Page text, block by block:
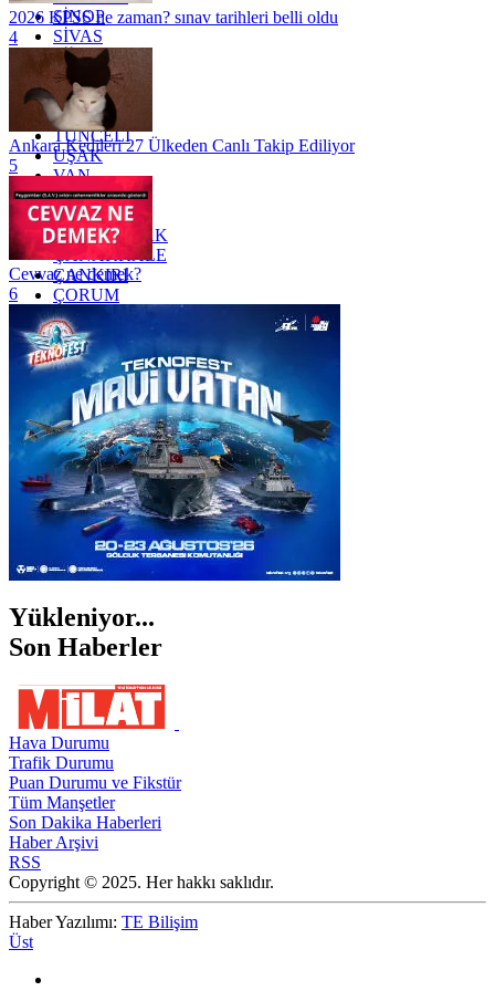
SİNOP
SİVAS
SİİRT
TEKİRDAĞ
TOKAT
TRABZON
TUNCELİ
UŞAK
VAN
YALOVA
YOZGAT
ZONGULDAK
ÇANAKKALE
ÇANKIRI
ÇORUM
İSTANBUL
İZMİR
ŞANLIURFA
ŞIRNAK
2026 KPSS ne zaman? sınav tarihleri belli oldu
4
Ankara Kedileri 27 Ülkeden Canlı Takip Ediliyor
5
Cevvaz ne demek?
6
Yükleniyor...
Son Haberler
Hava Durumu
Trafik Durumu
Puan Durumu ve Fikstür
Tüm Manşetler
Son Dakika Haberleri
Haber Arşivi
RSS
Copyright © 2025. Her hakkı saklıdır.
Haber Yazılımı: TE Bilişim
Üst